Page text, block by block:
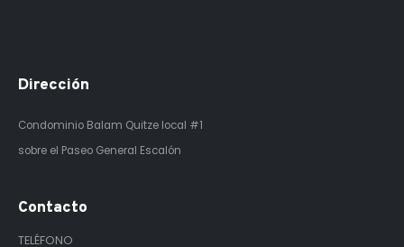
Dirección
Condominio Balam Quitze local #1
sobre el Paseo General Escalón
Contacto
TELÉFONO